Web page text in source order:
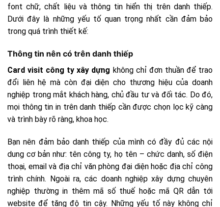
font chữ, chất liệu và thông tin hiển thị trên danh thiếp.
Dưới đây là những yếu tố quan trọng nhất cần đảm bảo
trong quá trình thiết kế:
Thông tin nên có trên danh thiếp
Card visit công ty xây dựng không chỉ đơn thuần để trao
đổi liên hệ mà còn đại diện cho thương hiệu của doanh
nghiệp trong mắt khách hàng, chủ đầu tư và đối tác. Do đó,
mọi thông tin in trên danh thiếp cần được chọn lọc kỹ càng
và trình bày rõ ràng, khoa học.
Bạn nên đảm bảo danh thiếp của mình có đầy đủ các nội
dung cơ bản như: tên công ty, họ tên – chức danh, số điện
thoại, email và địa chỉ văn phòng đại diện hoặc địa chỉ công
trình chính. Ngoài ra, các doanh nghiệp xây dựng chuyên
nghiệp thường in thêm mã số thuế hoặc mã QR dẫn tới
website để tăng độ tin cậy. Những yếu tố này không chỉ